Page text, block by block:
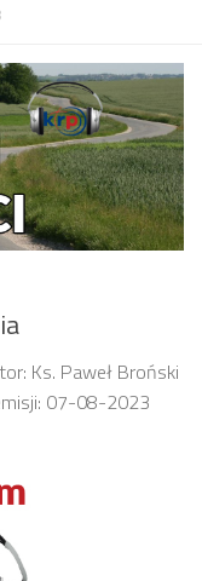
Ks. Paweł Broński
07-08-2023